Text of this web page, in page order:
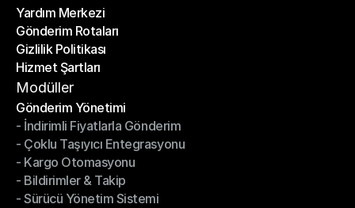
OTO Haberleri
Yardım Merkezi
Yardım Merkezi
Gönderim Rotaları
Gönderim Rotaları
Gizlilik Politikası
Gizlilik Politikası
Hizmet Şartları
Hizmet Şartları
Modüller
Gönderim Yönetimi
Gönderim Yönetimi
- İndirimli Fiyatlarla Gönderim
- İndirimli Fiyatlarla Gönderim
- Çoklu Taşıyıcı Entegrasyonu
- Çoklu Taşıyıcı Entegrasyonu
- Kargo Otomasyonu
- Kargo Otomasyonu
- Bildirimler & Takip
- Bildirimler & Takip
- Sürücü Yönetim Sistemi